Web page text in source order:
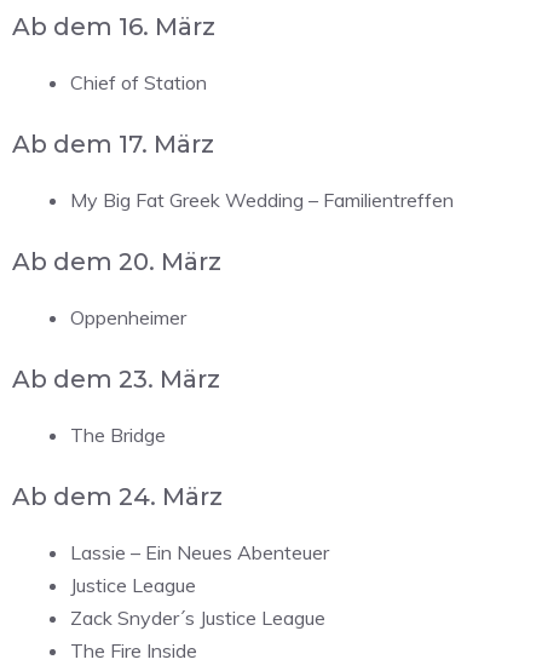
Ab dem 16. März
Chief of Station
Ab dem 17. März
My Big Fat Greek Wedding – Familientreffen
Ab dem 20. März
Oppenheimer
Ab dem 23. März
The Bridge
Ab dem 24. März
Lassie – Ein Neues Abenteuer
Justice League
Zack Snyder´s Justice League
The Fire Inside